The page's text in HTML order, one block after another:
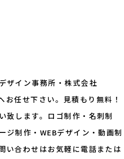
ザイン事務所・株式会社
お任せ下さい。見積もり無料！
致します。ロゴ制作・名刺制
ジ制作・WEBデザイン・動画制
い合わせはお気軽に電話または